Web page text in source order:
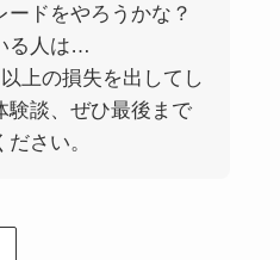
ードをやろうかな？
る人は…
上の損失を出してし
験談、ぜひ最後まで
さい。